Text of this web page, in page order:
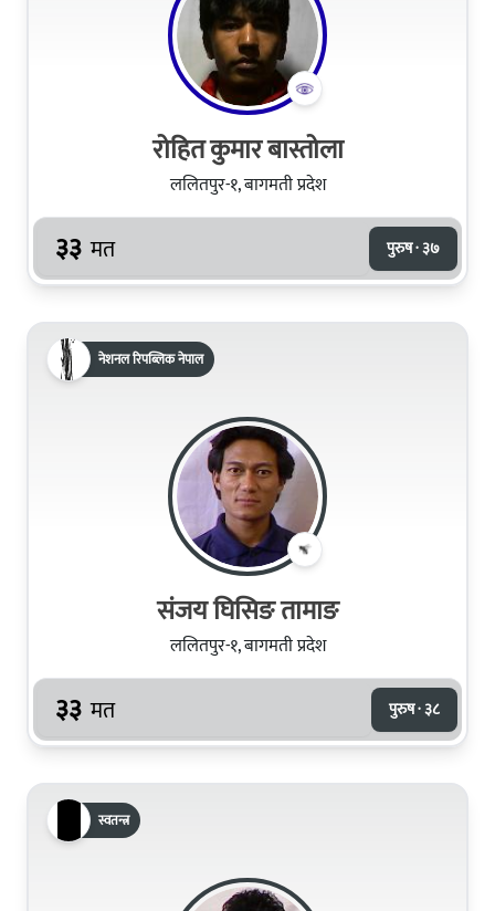
रोहित कुमार बास्तोला
ललितपुर-१, बागमती प्रदेश
३३ मत पुरुष · ३७
नेशनल रिपब्लिक नेपाल
संजय घिसिङ तामाङ
ललितपुर-१, बागमती प्रदेश
३३ मत पुरुष · ३८
स्वतन्त्र